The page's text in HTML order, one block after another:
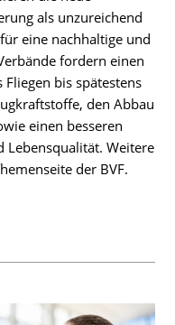
als unzureichend
eine nachhaltige und
fordern einen
bis spätestens
den Abbau
einen besseren
Lebensqualität. Weitere
der BVF.